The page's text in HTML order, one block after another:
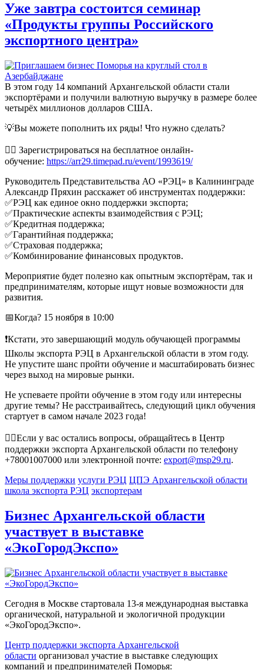
Уже завтра состоится семинар
«Продукты группы Российского
экспортного центра»
В этом году 14 компаний Архангельской области стали
экспортёрами и получили валютную выручку в размере более
четырёх миллионов долларов США.
💡Вы можете пополнить их ряды! Что нужно сделать?
👉🏻 Зарегистрироваться на бесплатное онлайн-
обучение: https://arr29.timepad.ru/event/1993619/
Руководитель Представительства АО «РЭЦ» в Калининграде
Александр Пряхин расскажет об инструментах поддержки:
✅РЭЦ как единое окно поддержки экспорта;
✅Практические аспекты взаимодействия с РЭЦ;
✅Кредитная поддержка;
✅Гарантийная поддержка;
✅Страховая поддержка;
✅Комбинирование финансовых продуктов.
Мероприятие будет полезно как опытным экспортёрам, так и
предпринимателям, которые ищут новые возможности для
развития.
📅Когда? 15 ноября в 10:00
❗Кстати, это завершающий модуль обучающей программы
Школы экспорта РЭЦ в Архангельской области в этом году.
Не упустите шанс пройти обучение и масштабировать бизнес
через выход на мировые рынки.
Не успеваете пройти обучение в этом году или интересны
другие темы? Не расстраивайтесь, следующий цикл обучения
стартует в самом начале 2023 года!
✍🏻Если у вас остались вопросы, обращайтесь в Центр
поддержки экспорта Архангельской области по телефону
+78001007000 или электронной почте: export@msp29.ru.
Меры поддержки услуги РЭЦ ЦПЭ Архангельской области
школа экспорта РЭЦ экспортерам
Бизнес Архангельской области
участвует в выставке
«ЭкоГородЭкспо»
Сегодня в Москве стартовала 13-я международная выставка
органической, натуральной и экологичной продукции
«ЭкоГородЭкспо».
Центр поддержки экспорта Архангельской
области организовал участие в выставке следующих
компаний и предпринимателей Поморья: